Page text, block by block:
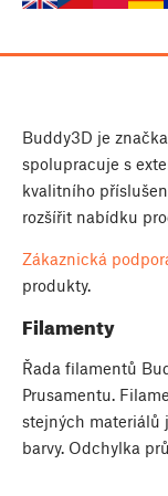
Buddy3D je
spolupracuje s
kvalitního
rozšířit nabídku
Zákaznická
produkty.
Filamenty
Řada filamentů
Prusamentu.
stejných materiálů
barvy. Odchylka